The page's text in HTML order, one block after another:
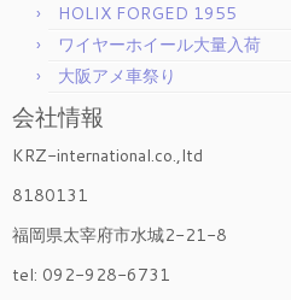
HOLIX FORGED 1955
ワイヤーホイール大量入荷
大阪アメ車祭り
会社情報
KRZ-international.co.,ltd
8180131
福岡県太宰府市水城2-21-8
tel: 092-928-6731